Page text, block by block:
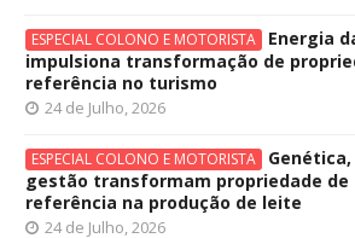
ESPECIAL COLONO E MOTORISTA
Energia
impulsiona transformação de
referência no turismo
24 de Julho, 2026
ESPECIAL COLONO E MOTORISTA
gestão transformam propriedade de
referência na produção de leite
24 de Julho, 2026